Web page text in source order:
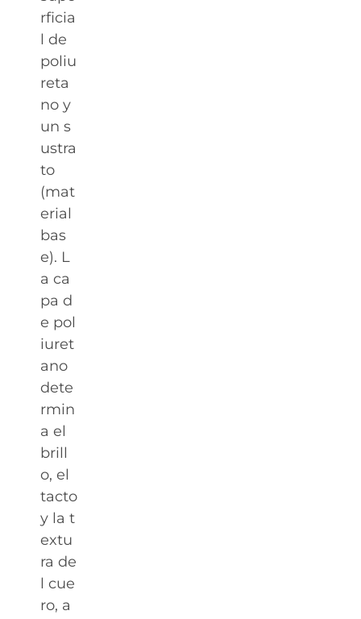
rficia
l de
poliu
reta
no y
un s
ustra
to
(mat
erial
bas
e). L
a ca
pa d
e pol
iuret
ano
dete
rmin
a el
brill
o, el
tacto
y la t
extu
ra de
l cue
ro, a